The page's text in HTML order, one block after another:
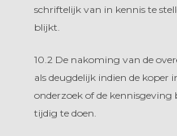
schriftelijk van in kennis te
blijkt.
10.2 De nakoming van de
als deugdelijk indien de koper
onderzoek of de kennisgeving
tijdig te doen.